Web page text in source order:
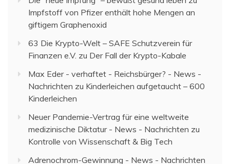
Impfstoff von Pfizer enthält hohe Mengen an
giftigem Graphenoxid
63 Die Krypto-Welt – SAFE Schutzverein für
Finanzen e.V. zu Der Fall der Krypto-Kabale
Max Eder - verhaftet - Reichsbürger? - News -
Nachrichten zu Kinderleichen aufgetaucht – 600
Kinderleichen
Neuer Pandemie-Vertrag für eine weltweite
medizinische Diktatur - News - Nachrichten zu
Kontrolle von Wissenschaft & Big Tech
Adrenochrom-Gewinnung - News - Nachrichten